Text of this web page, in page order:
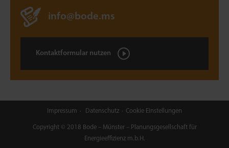
info@bode.ms
Kontaktformular nutzen
Impressum Datenschutz Cookie Einstellungen
Copyright © 2018 Bode – Münster – Planungsgesellschaft für
Energieeffizienz m.b.H.